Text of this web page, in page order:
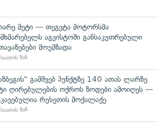
მეტი — თეგეტა მოტორსმა
აგვისტოში განსაკუთრებული
მოუმზადა
წინ
გამშვებ პუნქტზე 140 ათას ლარზე
ღირებულების ოქროს ზოდები ამოიღეს —
რუსეთის მოქალაქე
წინ